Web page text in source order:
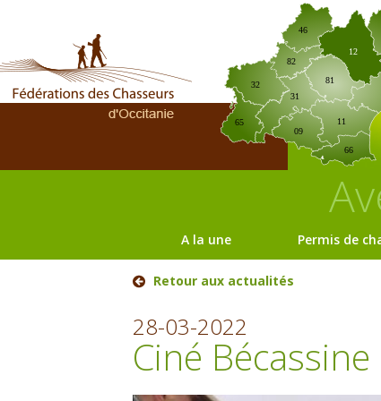
09
12
31
32
46
65
66
81
82
11
A la une Permis de
Retour aux actualités
28-03-2022
Ciné Bécassine